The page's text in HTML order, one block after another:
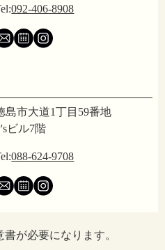
092-406-8908
島市大道1丁目59番地
ビル7階
088-624-9708
が必要になります。